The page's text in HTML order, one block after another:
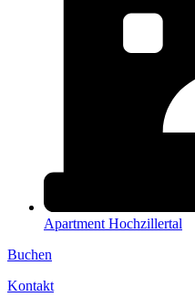
Apartment Hochzillertal
Buchen
Kontakt